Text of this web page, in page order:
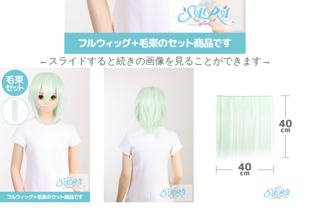
←スライドすると続きの画像を見ることができます→